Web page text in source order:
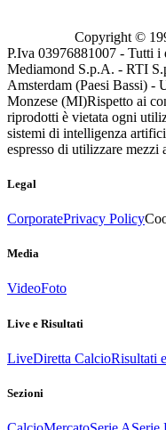
Copyright ©
P.Iva 03976881007 - Tutti
Mediamond S.p.A. - RTI
Amsterdam (Paesi Bassi)
Monzese (MI)Rispetto ai
riprodotti è vietata ogni
sistemi di intelligenza
espresso di utilizzare mezzi
Legal
CorporatePrivacy Policy
Media
VideoFoto
Live e Risultati
LiveDiretta CalcioRisultati
Sezioni